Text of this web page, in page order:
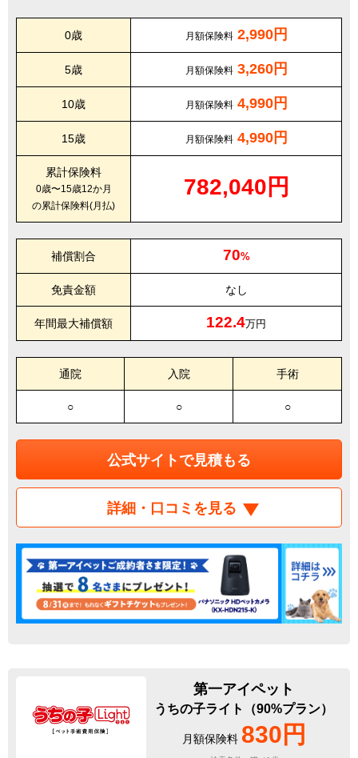
0歳 月額保険料 2,990円
5歳 月額保険料 3,260円
10歳 月額保険料 4,990円
15歳 月額保険料 4,990円
累計保険料
0歳〜15歳12か月
の累計保険料(月払)
782,040円
補償割合 70%
免責金額 なし
年間最大補償額 122.4万円
通院 入院 手術
○ ○ ○
公式サイトで見積もる
詳細・口コミを見る
第一アイペット
うちの子ライト（90%プラン）
月額保険料 830円